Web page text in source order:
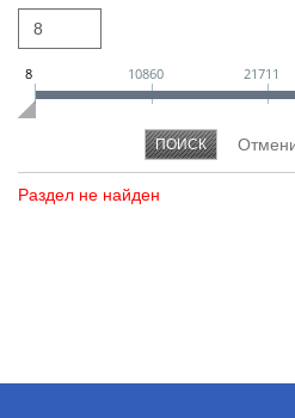
8 10860 21711
Раздел не найден